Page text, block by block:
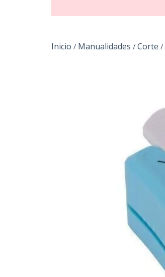
Inicio / Manualidades / Corte /